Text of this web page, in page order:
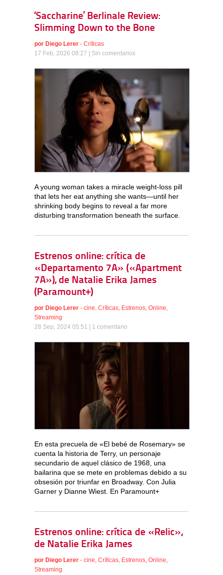
‘Saccharine’ Berlinale Review:
Slimming Down to the Bone
por Diego Lerer - Críticas
17 Feb, 2026 08:27 | Sin comentarios
A young woman takes a miracle weight-loss pill
that lets her eat anything she wants—until her
shrinking body begins to reveal a far more
disturbing transformation beneath the surface.
Estrenos online: crítica de
«Departamento 7A» («Apartment
7A»), de Natalie Erika James
(Paramount+)
por Diego Lerer - cine, Críticas, Estrenos, Online,
Streaming
28 Sep, 2024 05:51 | 1 comentario
En esta precuela de «El bebé de Rosemary» se
cuenta la historia de Terry, un personaje
secundario de aquel clásico de 1968, una
bailarina que se mete en problemas debido a su
obsesión por triunfar en Broadway. Con Julia
Garner y Dianne Wiest. En Paramount+
Estrenos online: crítica de «Relic»,
de Natalie Erika James
por Diego Lerer - cine, Críticas, Estrenos, Online,
Streaming